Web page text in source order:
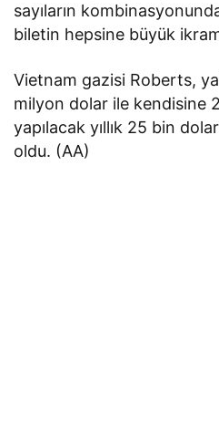
sayıların
biletin hepsine büyük
Vietnam gazisi Roberts,
milyon dolar ile kendisine
yapılacak yıllık 25 bin
oldu. (AA)